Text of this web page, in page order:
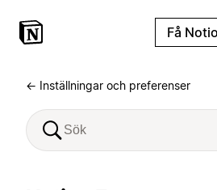
Få
← Inställningar och preferenser